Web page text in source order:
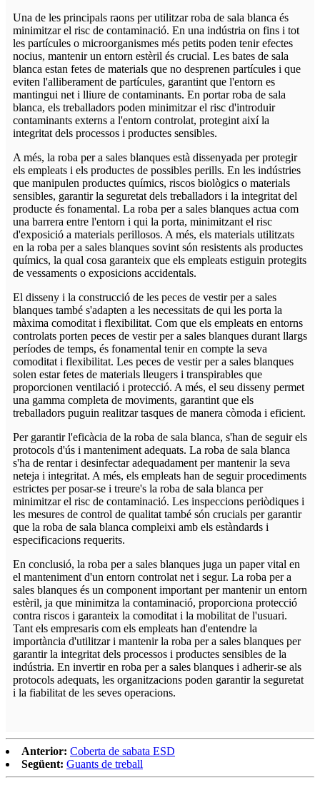
Una de les principals raons per utilitzar roba de sala blanca és
minimitzar el risc de contaminació. En una indústria on fins i tot
les partícules o microorganismes més petits poden tenir efectes
nocius, mantenir un entorn estèril és crucial. Les bates de sala
blanca estan fetes de materials que no desprenen partícules i que
eviten l'alliberament de partícules, garantint que l'entorn es
mantingui net i lliure de contaminants. En portar roba de sala
blanca, els treballadors poden minimitzar el risc d'introduir
contaminants externs a l'entorn controlat, protegint així la
integritat dels processos i productes sensibles.
A més, la roba per a sales blanques està dissenyada per protegir
els empleats i els productes de possibles perills. En les indústries
que manipulen productes químics, riscos biològics o materials
sensibles, garantir la seguretat dels treballadors i la integritat del
producte és fonamental. La roba per a sales blanques actua com
una barrera entre l'entorn i qui la porta, minimitzant el risc
d'exposició a materials perillosos. A més, els materials utilitzats
en la roba per a sales blanques sovint són resistents als productes
químics, la qual cosa garanteix que els empleats estiguin protegits
de vessaments o exposicions accidentals.
El disseny i la construcció de les peces de vestir per a sales
blanques també s'adapten a les necessitats de qui les porta la
màxima comoditat i flexibilitat. Com que els empleats en entorns
controlats porten peces de vestir per a sales blanques durant llargs
períodes de temps, és fonamental tenir en compte la seva
comoditat i flexibilitat. Les peces de vestir per a sales blanques
solen estar fetes de materials lleugers i transpirables que
proporcionen ventilació i protecció. A més, el seu disseny permet
una gamma completa de moviments, garantint que els
treballadors puguin realitzar tasques de manera còmoda i eficient.
Per garantir l'eficàcia de la roba de sala blanca, s'han de seguir els
protocols d'ús i manteniment adequats. La roba de sala blanca
s'ha de rentar i desinfectar adequadament per mantenir la seva
neteja i integritat. A més, els empleats han de seguir procediments
estrictes per posar-se i treure's la roba de sala blanca per
minimitzar el risc de contaminació. Les inspeccions periòdiques i
les mesures de control de qualitat també són crucials per garantir
que la roba de sala blanca compleixi amb els estàndards i
especificacions requerits.
En conclusió, la roba per a sales blanques juga un paper vital en
el manteniment d'un entorn controlat net i segur. La roba per a
sales blanques és un component important per mantenir un entorn
estèril, ja que minimitza la contaminació, proporciona protecció
contra riscos i garanteix la comoditat i la mobilitat de l'usuari.
Tant els empresaris com els empleats han d'entendre la
importància d'utilitzar i mantenir la roba per a sales blanques per
garantir la integritat dels processos i productes sensibles de la
indústria. En invertir en roba per a sales blanques i adherir-se als
protocols adequats, les organitzacions poden garantir la seguretat
i la fiabilitat de les seves operacions.
Anterior: Coberta de sabata ESD
Següent: Guants de treball